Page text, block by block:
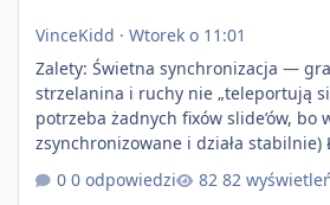
VinceKidd · Wtorek o 11:01
Zalety: Świetna synchronizacja —
strzelanina i ruchy nie „teleportują
potrzeba żadnych fixów slide’ów, bo
zsynchronizowane i działa stabilnie) Ładne wejście do gry
+ solidny antycheat na poziomie
pisanie własnych modów i skryptów
0 odpowiedzi 82